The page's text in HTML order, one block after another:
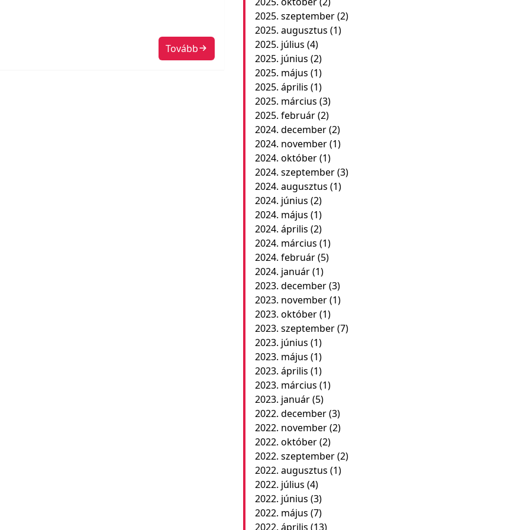
Tovább
2025. szeptember(2)
2025. augusztus (1)
2025. július (4)
2025. június (2)
2025. május (1)
2025. április (1)
2025. március (3)
2025. február(2)
2024. december(2)
2024. november(1)
2024. október(1)
2024. szeptember(3)
2024. augusztus (1)
2024. június (2)
2024. május (1)
2024. április (2)
2024. március (1)
2024. február(5)
2024. január(1)
2023. december(3)
2023. november(1)
2023. október(1)
2023. szeptember(7)
2023. június (1)
2023. május (1)
2023. április (1)
2023. március (1)
2023. január(5)
2022. december(3)
2022. november(2)
2022. október(2)
2022. szeptember(2)
2022. augusztus (1)
2022. július (4)
2022. június (3)
2022. május (7)
2022. április (13)